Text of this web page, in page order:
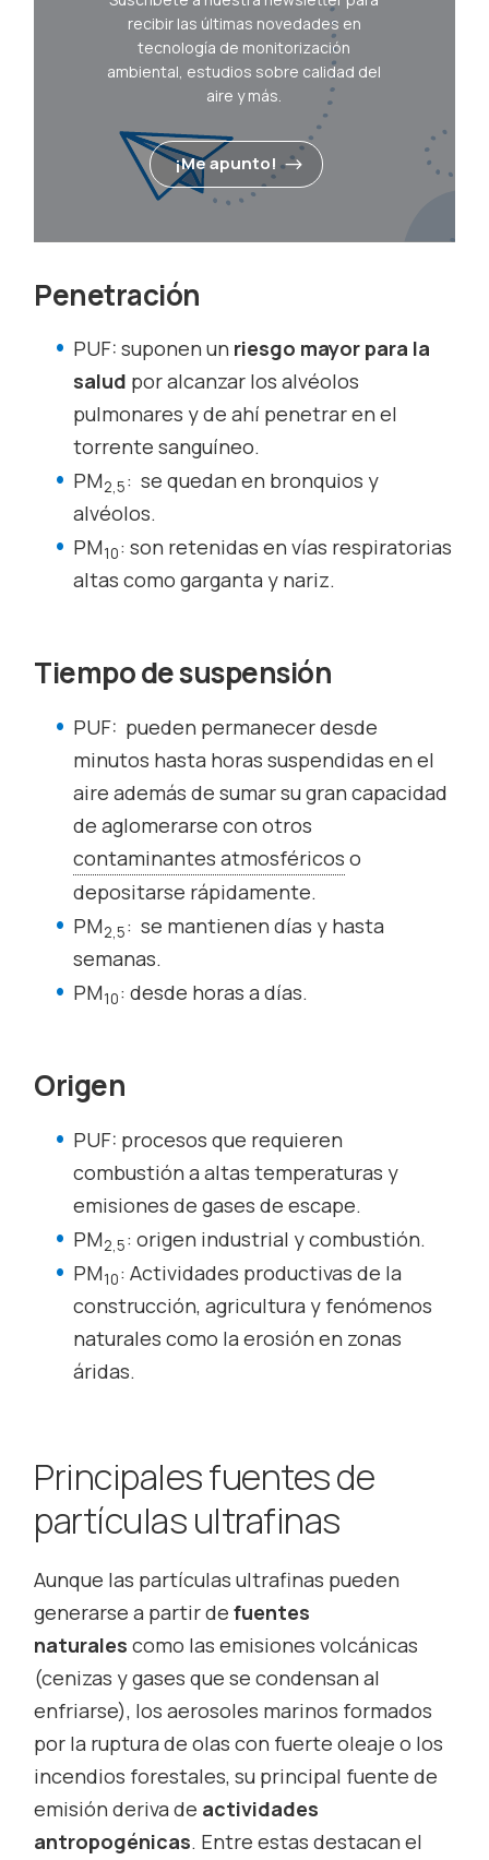
recibir las últimas novedades en
tecnología de monitorización
ambiental, estudios sobre calidad del
aire y más.
¡Me apunto!
Penetración
PUF: suponen un riesgo mayor para la
salud por alcanzar los alvéolos
pulmonares y de ahí penetrar en el
torrente sanguíneo.
PM2,5: se quedan en bronquios y
alvéolos.
PM10: son retenidas en vías respiratorias
altas como garganta y nariz.
Tiempo de suspensión
PUF: pueden permanecer desde
minutos hasta horas suspendidas en el
aire además de sumar su gran capacidad
de aglomerarse con otros
contaminantes atmosféricos o
depositarse rápidamente.
PM2,5: se mantienen días y hasta
semanas.
PM10: desde horas a días.
Origen
PUF: procesos que requieren
combustión a altas temperaturas y
emisiones de gases de escape.
PM2,5: origen industrial y combustión.
PM10: Actividades productivas de la
construcción, agricultura y fenómenos
naturales como la erosión en zonas
áridas.
Principales fuentes de
partículas ultrafinas
Aunque las partículas ultrafinas pueden
generarse a partir de fuentes
naturales como las emisiones volcánicas
(cenizas y gases que se condensan al
enfriarse), los aerosoles marinos formados
por la ruptura de olas con fuerte oleaje o los
incendios forestales, su principal fuente de
emisión deriva de actividades
antropogénicas. Entre estas destacan el